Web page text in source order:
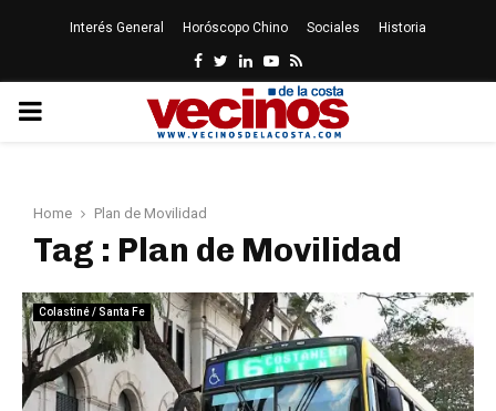
Interés General Horóscopo Chino Sociales Historia
Facebook
Twitter
LinkedinYoutube
Rss
PRIMARY
Home Plan de Movilidad
Tag : Plan de Movilidad
Colastiné / Santa Fe